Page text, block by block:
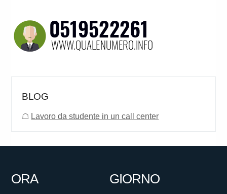
BLOG
☖ Lavoro da studente in un call center
ORA GIORNO